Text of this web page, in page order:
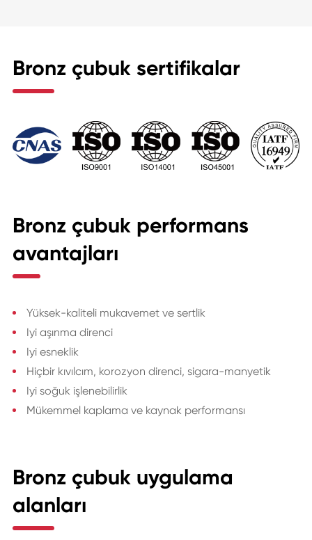
Bronz çubuk sertifikalar
Bronz çubuk performans
avantajları
Yüksek-kaliteli mukavemet ve sertlik
Iyi aşınma direnci
Iyi esneklik
Hiçbir kıvılcım, korozyon direnci, sigara-manyetik
Iyi soğuk işlenebilirlik
Mükemmel kaplama ve kaynak performansı
Bronz çubuk uygulama
alanları